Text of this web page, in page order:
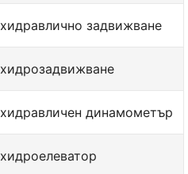
хидравлично задвижване
хидрозадвижване
хидравличен динамометър
хидроелеватор